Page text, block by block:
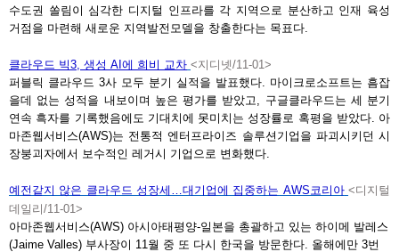
수도권 쏠림이 심각한 디지털 인프라를 각 지역으로 분산하고 인재 육성
거점을 마련해 새로운 지역발전모델을 창출한다는 목표다.
클라우드 빅3, 생성 AI에 희비 교차 <지디넷/11-01>
퍼블릭 클라우드 3사 모두 분기 실적을 발표했다. 마이크로소프트는 흠잡
을데 없는 성적을 내보이며 높은 평가를 받았고, 구글클라우드는 세 분기
연속 흑자를 기록했음에도 기대치에 못미치는 성장률로 혹평을 받았다. 아
마존웹서비스(AWS)는 전통적 엔터프라이즈 솔루션기업을 파괴시키던 시
장붕괴자에서 보수적인 레거시 기업으로 변화했다.
예전같지 않은 클라우드 성장세…대기업에 집중하는 AWS코리아 <디지털
데일리/11-01>
아마존웹서비스(AWS) 아시아태평양-일본을 총괄하고 있는 하이메 발레스
(Jaime Valles) 부사장이 11월 중 또 다시 한국을 방문한다. 올해에만 3번